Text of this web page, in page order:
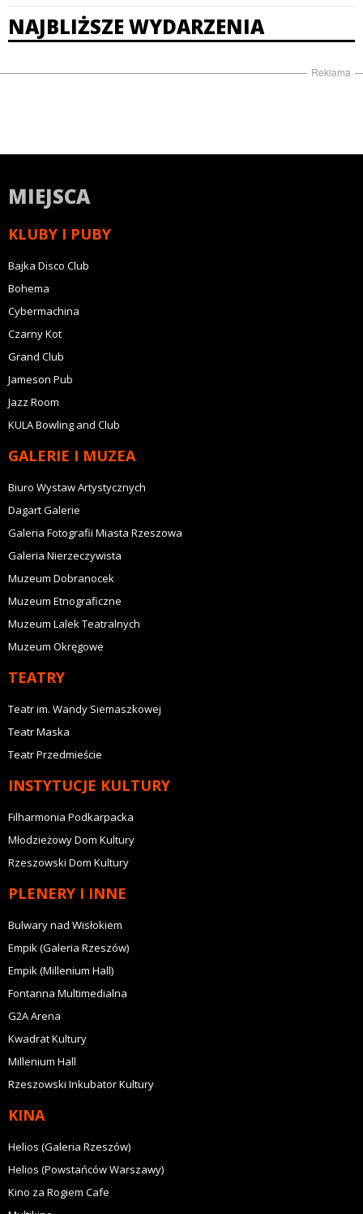
NAJBLIŻSZE WYDARZENIA
Reklama
MIEJSCA
KLUBY I PUBY
Bajka Disco Club
Bohema
Cybermachina
Czarny Kot
Grand Club
Jameson Pub
Jazz Room
KULA Bowling and Club
GALERIE I MUZEA
Biuro Wystaw Artystycznych
Dagart Galerie
Galeria Fotografii Miasta Rzeszowa
Galeria Nierzeczywista
Muzeum Dobranocek
Muzeum Etnograficzne
Muzeum Lalek Teatralnych
Muzeum Okręgowe
TEATRY
Teatr im. Wandy Siemaszkowej
Teatr Maska
Teatr Przedmieście
INSTYTUCJE KULTURY
Filharmonia Podkarpacka
Młodzieżowy Dom Kultury
Rzeszowski Dom Kultury
PLENERY I INNE
Bulwary nad Wisłokiem
Empik (Galeria Rzeszów)
Empik (Millenium Hall)
Fontanna Multimedialna
G2A Arena
Kwadrat Kultury
Millenium Hall
Rzeszowski Inkubator Kultury
KINA
Helios (Galeria Rzeszów)
Helios (Powstańców Warszawy)
Kino za Rogiem Cafe